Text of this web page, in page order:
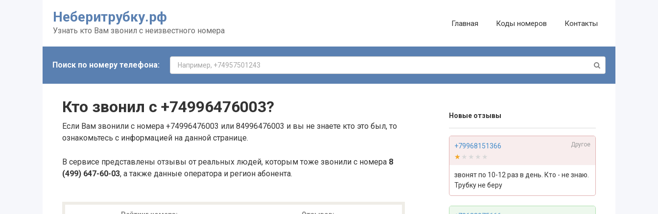
Неберитрубку.рф
Узнать кто Вам звонил с неизвестного номера
Главная Коды номеров Контакты
Поиск по номеру телефона:
Кто звонил с +74996476003?
Если Вам звонили с номера +74996476003 или 84996476003 и вы не знаете кто это был, то
ознакомьтесь с информацией на данной странице.
В сервисе представлены отзывы от реальных людей, которым тоже звонили с номера 8
(499) 647-60-03, а также данные оператора и регион абонента.
Новые отзывы
+79968151366 Другое
★★★★★
★★★★★
звонят по 10-12 раз в день. Кто - не знаю.
Трубку не беру